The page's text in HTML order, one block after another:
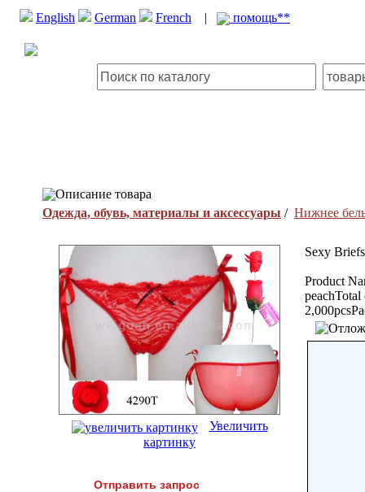
English German French | помощь**
Описание товара
Одежда, обувь, материалы и аксессуары / Нижнее
Увеличить
картинку
Отправить запрос
Sexy Briefs
Product
peachTotal